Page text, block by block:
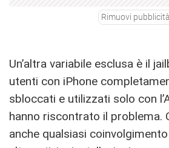
Rimuovi pubblicità
Un’altra variabile esclusa è il
utenti con iPhone
sbloccati e utilizzati solo con
hanno riscontrato il problema.
anche qualsiasi